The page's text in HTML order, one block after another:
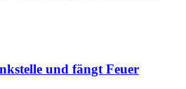
und fängt Feuer